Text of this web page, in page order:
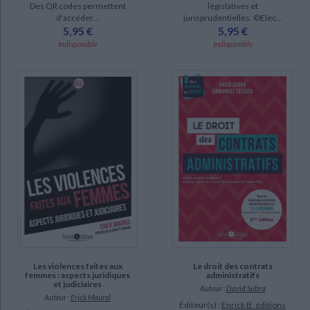
Des QR codes permettent
d'accéder...
5,95 €
Indisponible
législatives et
jurisprudentielles. ©Elec...
5,95 €
Indisponible
Les violences faites aux
femmes : aspects juridiques
et judiciaires
Auteur : Erick Maurel
Le droit des contrats
administratifs
Auteur : David Subra
Éditeur(s) : Enrick B. éditions